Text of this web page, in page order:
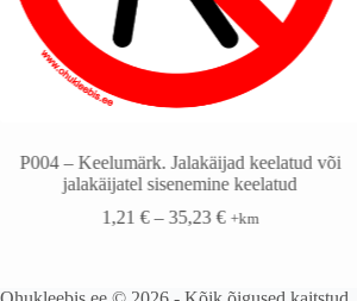
P004 – Keelumärk. Jalakäijad keelatud või
jalakäijatel sisenemine keelatud
1,21€ – 35,23€ +km